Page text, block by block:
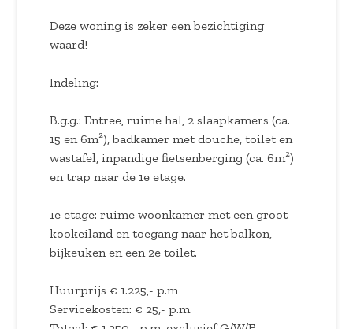
Deze woning is zeker een bezichtiging
waard!
Indeling:
B.g.g.: Entree, ruime hal, 2 slaapkamers (ca.
15 en 6m²), badkamer met douche, toilet en
wastafel, inpandige fietsenberging (ca. 6m²)
en trap naar de 1e etage.
1e etage: ruime woonkamer met een groot
kookeiland en toegang naar het balkon,
bijkeuken en een 2e toilet.
Huurprijs € 1.225,- p.m
Servicekosten: € 25,- p.m.